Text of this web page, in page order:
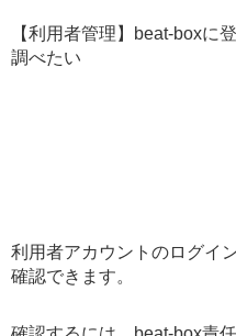
【利用者管理】beat-boxに
調べたい
利用者アカウントのログイ
確認できます。